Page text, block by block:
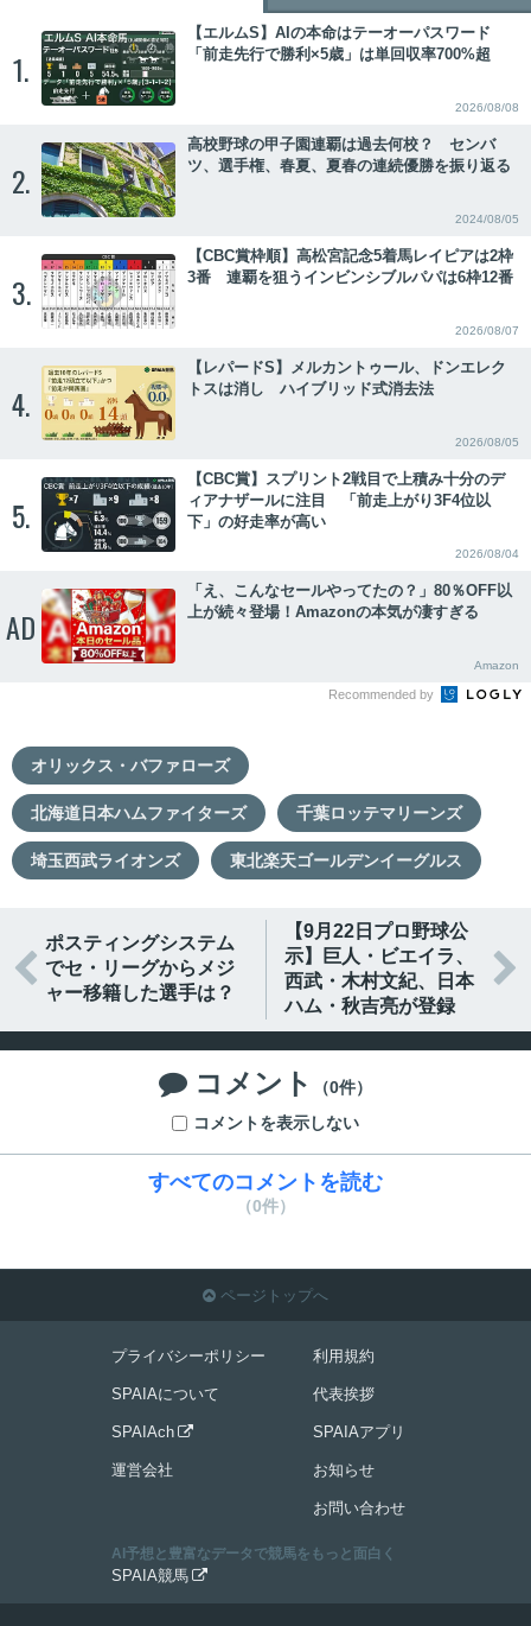
1.
【エルムS】AIの本命はテーオーパスワード
「前走先行で勝利×5歳」は単回収率700%超
2026/08/08
2.
高校野球の甲子園連覇は過去何校？ センバ
ツ、選手権、春夏、夏春の連続優勝を振り返る
2024/08/05
3.
【CBC賞枠順】高松宮記念5着馬レイピアは2枠
3番 連覇を狙うインビンシブルパパは6枠12番
2026/08/07
4.
【レパードS】メルカントゥール、ドンエレク
トスは消し ハイブリッド式消去法
2026/08/05
5.
【CBC賞】スプリント2戦目で上積み十分のデ
ィアナザールに注目 「前走上がり3F4位以
下」の好走率が高い
2026/08/04
AD
「え、こんなセールやってたの？」80％OFF以
上が続々登場！Amazonの本気が凄すぎる
Amazon
Recommended by
オリックス・バファローズ
北海道日本ハムファイターズ 千葉ロッテマリーンズ
埼玉西武ライオンズ 東北楽天ゴールデンイーグルス

ポスティングシステム
でセ・リーグからメジ
ャー移籍した選手は？
【9月22日プロ野球公
示】巨人・ビエイラ、
西武・木村文紀、日本
ハム・秋吉亮が登録

 コメント
（0件）
コメントを表示しない
すべてのコメントを読む
（0件）
 ページトップへ
プライバシーポリシー
SPAIAについて
SPAIAch 
運営会社
利用規約
代表挨拶
SPAIAアプリ
お知らせ
お問い合わせ
AI予想と豊富なデータで競馬をもっと面白く
SPAIA競馬 